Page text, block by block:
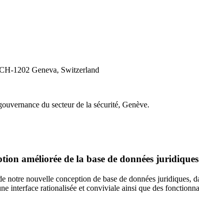
1202 Geneva, Switzerland
du secteur de la sécurité, Genève.
améliorée de la base de données
notre nouvelle conception de base de données
interface rationalisée et conviviale ainsi que des